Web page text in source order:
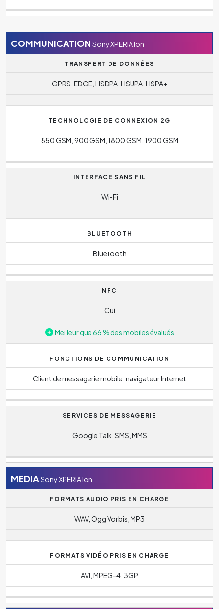
COMMUNICATION Sony XPERIA Ion
TRANSFERT DE DONNÉES
GPRS, EDGE, HSDPA, HSUPA, HSPA+
TECHNOLOGIE DE CONNEXION 2G
850 GSM, 900 GSM, 1800 GSM, 1900 GSM
INTERFACE SANS FIL
Wi-Fi
BLUETOOTH
Bluetooth
NFC
Oui
Meilleur que 66 % des mobiles évalués.
FONCTIONS DE COMMUNICATION
Client de messagerie mobile, navigateur Internet
SERVICES DE MESSAGERIE
Google Talk, SMS, MMS
MEDIA Sony XPERIA Ion
FORMATS AUDIO PRIS EN CHARGE
WAV, Ogg Vorbis, MP3
FORMATS VIDÉO PRIS EN CHARGE
AVI, MPEG-4, 3GP